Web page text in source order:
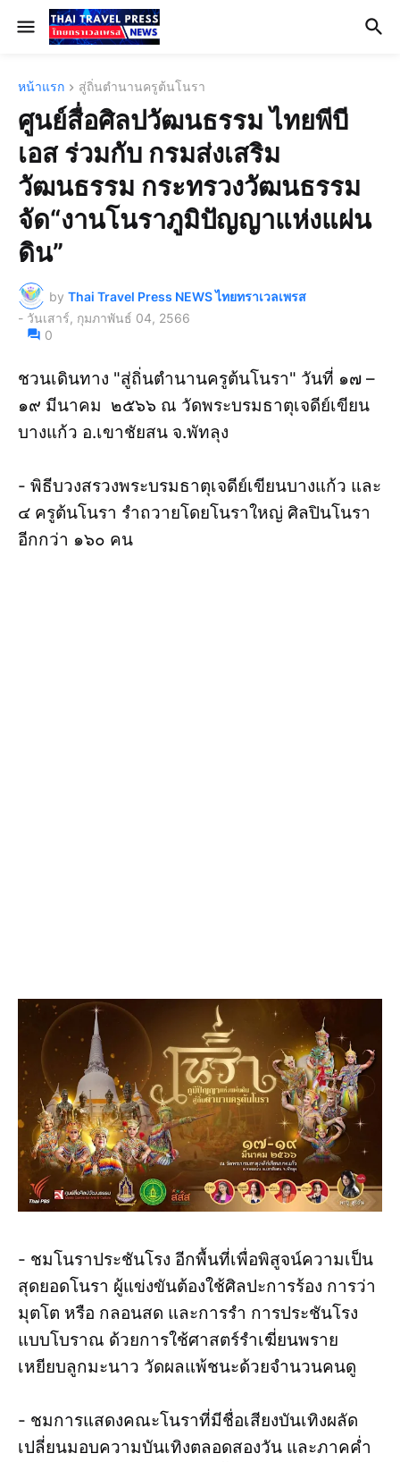
หน้าแรก สู่ถิ่นตำนานครูต้นโนรา
ศูนย์สื่อศิลปวัฒนธรรม ไทยพีบี
เอส ร่วมกับ กรมส่งเสริม
วัฒนธรรม กระทรวงวัฒนธรรม
จัด“งานโนราภูมิปัญญาแห่งแผ่น
ดิน”
by Thai Travel Press NEWS ไทยทราเวลเพรส
- วันเสาร์, กุมภาพันธ์ 04, 2566
0
ชวนเดินทาง "สู่ถิ่นตำนานครูต้นโนรา" วันที่ ๑๗ –
๑๙ มีนาคม ๒๕๖๖ ณ วัดพระบรมธาตุเจดีย์เขียน
บางแก้ว อ.เขาชัยสน จ.พัทลุง
- พิธีบวงสรวงพระบรมธาตุเจดีย์เขียนบางแก้ว และ
๔ ครูต้นโนรา รำถวายโดยโนราใหญ่ ศิลปินโนรา
อีกกว่า ๑๖๐ คน
- ชมโนราประชันโรง อีกพื้นที่เพื่อพิสูจน์ความเป็น
สุดยอดโนรา ผู้แข่งขันต้องใช้ศิลปะการร้อง การว่า
มุตโต หรือ กลอนสด และการรำ การประชันโรง
แบบโบราณ ด้วยการใช้ศาสตร์รำเฆี่ยนพราย
เหยียบลูกมะนาว วัดผลแพ้ชนะด้วยจำนวนคนดู
- ชมการแสดงคณะโนราที่มีชื่อเสียงบันเทิงผลัด
เปลี่ยนมอบความบันเทิงตลอดสองวัน และภาคค่ำ